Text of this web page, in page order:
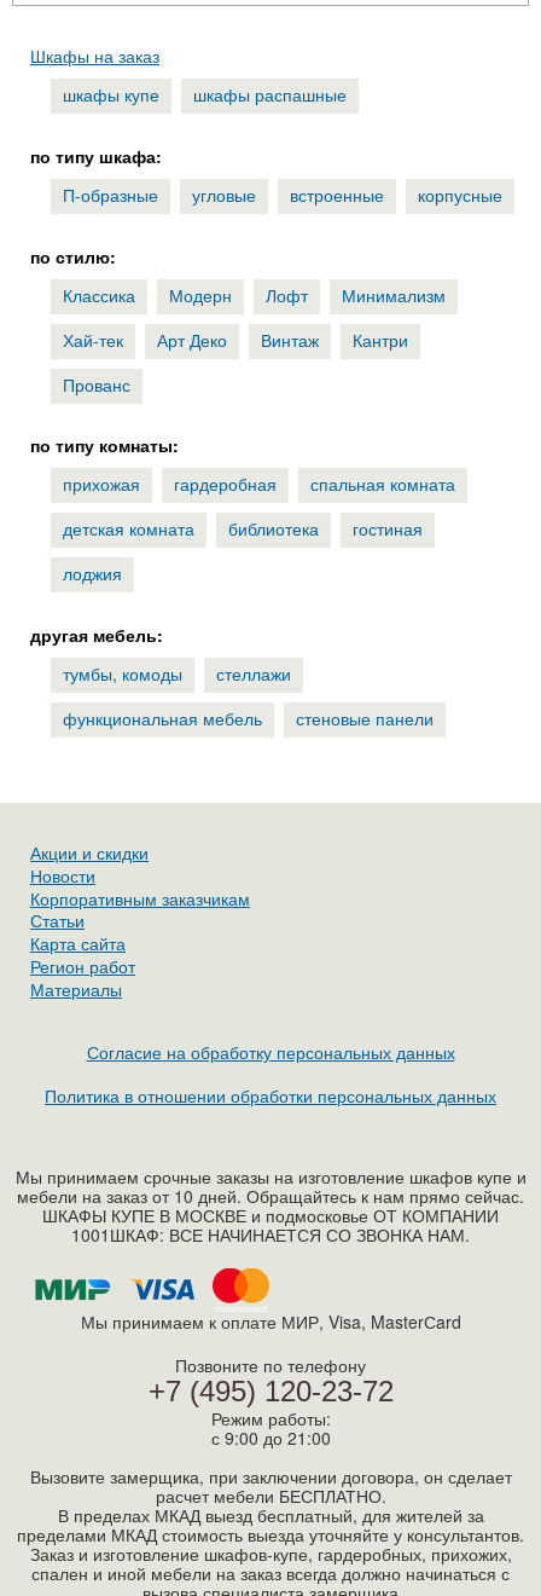
Шкафы на заказ
шкафы купе
шкафы распашные
по типу шкафа:
П-образные
угловые встроенные корпусные
по стилю:
Классика
Модерн Лофт
Минимализм
Хай-тек
Арт Деко Винтаж
Кантри
Прованс
по типу комнаты:
прихожая
гардеробная
спальная комната
детская комната
библиотека
гостиная
лоджия
другая мебель:
тумбы, комоды
стеллажи
функциональная мебель
стеновые панели
Акции и скидки
Новости
Корпоративным заказчикам
Статьи
Карта сайта
Регион работ
Материалы
Согласие на обработку персональных данных
Политика в отношении обработки персональных данных
Мы принимаем срочные заказы на изготовление шкафов купе и
мебели на заказ от 10 дней. Обращайтесь к нам прямо сейчас.
ШКАФЫ КУПЕ В МОСКВЕ и подмосковье ОТ КОМПАНИИ
1001ШКАФ: ВСЕ НАЧИНАЕТСЯ СО ЗВОНКА НАМ.
Мы принимаем к оплате МИР, Visa, MasterСard
Позвоните по телефону
+7 (495) 120-23-72
Режим работы:
с 9:00 до 21:00
Вызовите замерщика, при заключении договора, он сделает
расчет мебели БЕСПЛАТНО.
В пределах МКАД выезд бесплатный, для жителей за
пределами МКАД стоимость выезда уточняйте у консультантов.
Заказ и изготовление шкафов-купе, гардеробных, прихожих,
спален и иной мебели на заказ всегда должно начинаться с